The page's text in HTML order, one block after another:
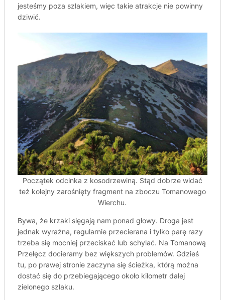
jesteśmy poza szlakiem, więc takie atrakcje nie powinny
dziwić.
Początek odcinka z kosodrzewiną. Stąd dobrze widać
też kolejny zarośnięty fragment na zboczu Tomanowego
Wierchu.
Bywa, że krzaki sięgają nam ponad głowy. Droga jest
jednak wyraźna, regularnie przecierana i tylko parę razy
trzeba się mocniej przeciskać lub schylać. Na Tomanową
Przełęcz docieramy bez większych problemów. Gdzieś
tu, po prawej stronie zaczyna się ścieżka, którą można
dostać się do przebiegającego około kilometr dalej
zielonego szlaku.